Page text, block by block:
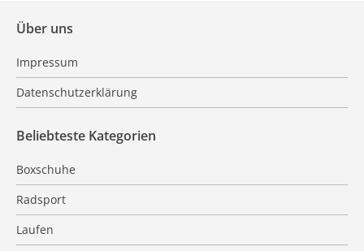
Über uns
Impressum
Datenschutzerklärung
Beliebteste Kategorien
Boxschuhe
Radsport
Laufen